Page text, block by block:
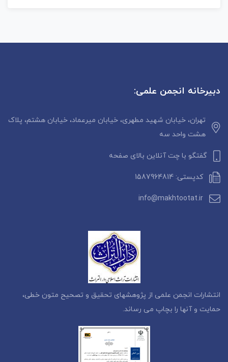
دبیرخانه انجمن علمی:
تهران، خیابان شهید مطهری، خیابان میرعماد، خیابان هشتم، پلاک
هشت واحد سه
گفتگو با چت آنلاین بالای صفحه
کدپستی: 1587964814
info@makhtootat.ir
انتشارات انجمن علمی از پژوهشهای تحقیق و تصحیح متون خطی،
حمایت و آنها را بچاپ می رساند.